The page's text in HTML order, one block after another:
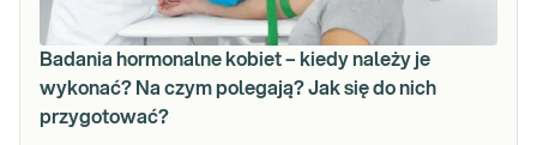
Badania hormonalne kobiet – kiedy należy je
wykonać? Na czym polegają? Jak się do nich
przygotować?